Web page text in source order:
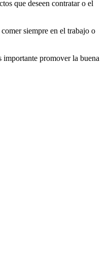
que deseen contratar o el
siempre en el trabajo o
importante promover la buena